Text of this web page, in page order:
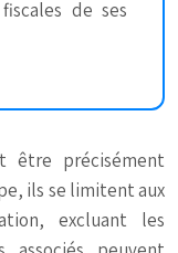
de ses
être précisément
ils se limitent aux
excluant les